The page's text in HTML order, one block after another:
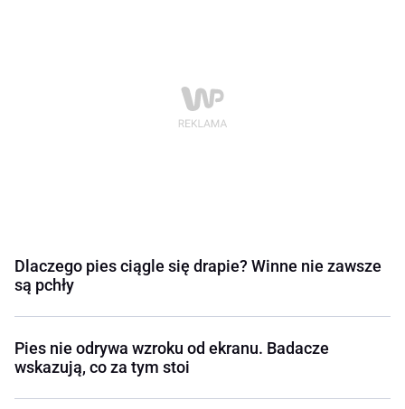
Dlaczego pies ciągle się drapie? Winne nie zawsze
są pchły
Pies nie odrywa wzroku od ekranu. Badacze
wskazują, co za tym stoi